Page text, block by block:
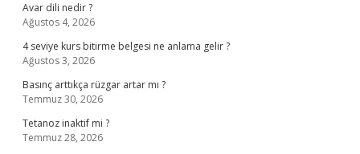
Avar dili nedir ?
Ağustos 4, 2026
4 seviye kurs bitirme belgesi ne anlama gelir ?
Ağustos 3, 2026
Basınç arttıkça rüzgar artar mı ?
Temmuz 30, 2026
Tetanoz inaktif mi ?
Temmuz 28, 2026